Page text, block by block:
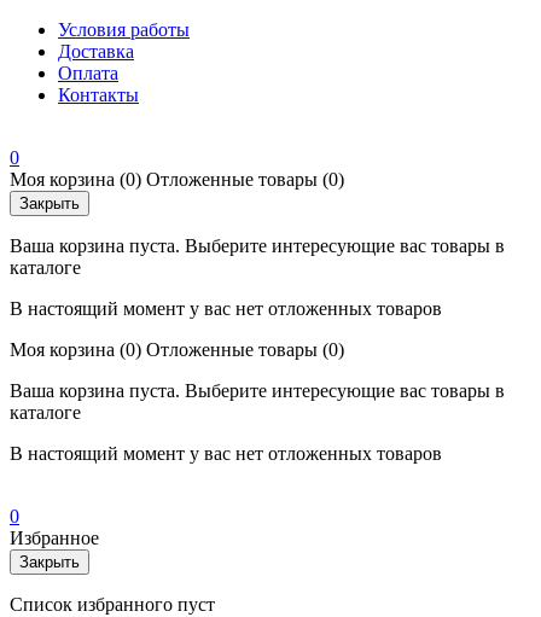
Условия работы
Доставка
Оплата
Контакты
0
Моя корзина (0) Отложенные товары (0)
Закрыть
Ваша корзина пуста. Выберите интересующие вас товары в
каталоге
В настоящий момент у вас нет отложенных товаров
Моя корзина (0) Отложенные товары (0)
Ваша корзина пуста. Выберите интересующие вас товары в
каталоге
В настоящий момент у вас нет отложенных товаров
0
Избранное
Закрыть
Список избранного пуст